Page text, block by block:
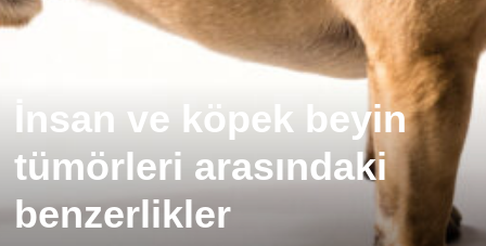
İnsan ve köpek beyin
tümörleri arasındaki
benzerlikler